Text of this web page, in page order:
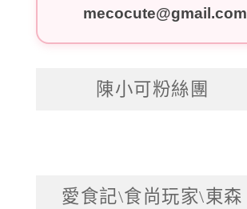
mecocute@gmail.com
陳小可粉絲團
愛食記\食尚玩家\東森